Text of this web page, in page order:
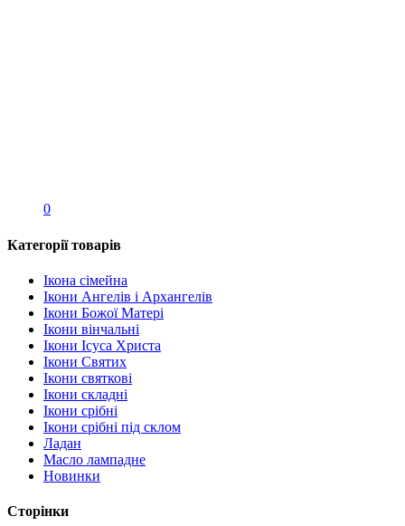
0
Категорії товарів
Ікона сімейна
Ікони Ангелів і Архангелів
Ікони Божої Матері
Ікони вінчальні
Ікони Ісуса Христа
Ікони Святих
Ікони святкові
Ікони складні
Ікони срібні
Ікони срібні під склом
Ладан
Масло лампадне
Новинки
Сторінки